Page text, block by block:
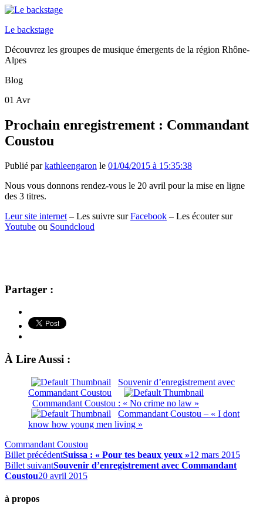
Le backstage
Découvrez les groupes de musique émergents de la région Rhône-
Alpes
Blog
01 Avr
Prochain enregistrement : Commandant
Coustou
Publié parkathleengaron le 01/04/2015 à 15:35:38
Nous vous donnons rendez-vous le 20 avril pour la mise en ligne
des 3 titres.
Leur site internet – Les suivre surFacebook – Les écouter sur
Youtube ou Soundcloud
Partager :
À Lire Aussi :
Souvenir d’enregistrement avec
Commandant Coustou
Commandant Coustou : « No crime no law »
Commandant Coustou – « I dont
know how young men living »
Commandant Coustou
Billet précédentSuissa : « Pour tes beaux yeux »12 mars 2015
Billet suivantSouvenir d’enregistrement avec Commandant
Coustou20 avril 2015
à propos